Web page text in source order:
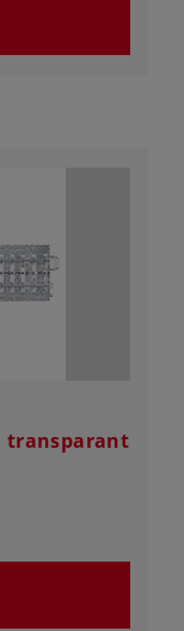
transparant